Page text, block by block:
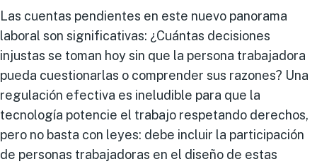
Las cuentas pendientes en este nuevo panorama
laboral son significativas: ¿Cuántas decisiones
injustas se toman hoy sin que la persona trabajadora
pueda cuestionarlas o comprender sus razones? Una
regulación efectiva es ineludible para que la
tecnología potencie el trabajo respetando derechos,
pero no basta con leyes: debe incluir la participación
de personas trabajadoras en el diseño de estas